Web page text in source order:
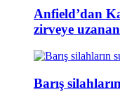
Anfield’dan
zirveye
Barış